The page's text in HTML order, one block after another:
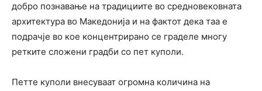
добро познавање на традициите во средновековната
архитектура во Македонија и на фактот дека таа е
подрачје во кое концентрирано се граделе многу
ретките сложени градби со пет куполи.
Петте куполи внесуваат огромна количина на